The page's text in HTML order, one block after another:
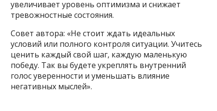
увеличивает уровень оптимизма и снижает
тревожностные состояния.
Совет автора: «Не стоит ждать идеальных
условий или полного контроля ситуации. Учитесь
ценить каждый свой шаг, каждую маленькую
победу. Так вы будете укреплять внутренний
голос уверенности и уменьшать влияние
негативных мыслей».